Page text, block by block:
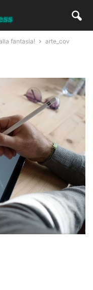
fantasia! arte_cov